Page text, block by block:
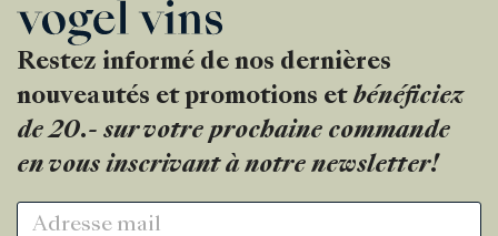
Restez informé de nos dernières
nouveautés et promotions et bénéficiez
de 20.- sur votre prochaine commande
en vous inscrivant à notre newsletter!